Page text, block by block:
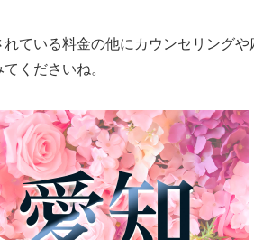
れている料金の他にカウンセリング
くださいね。